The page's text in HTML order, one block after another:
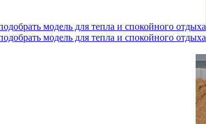
модель для тепла и спокойного отдыха
модель для тепла и спокойного отдыха